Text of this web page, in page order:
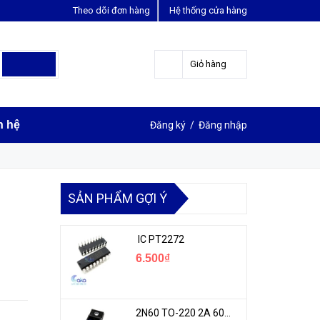
Hệ thống cửa hàng
Theo dõi đơn hàng
Giỏ hàng
hệ Đăng ký / Đăng nhập
LIÊN HỆ ĐẶT HÀNG
SẢN PHẨM GỢI Ý
IC PT2272
6.500₫